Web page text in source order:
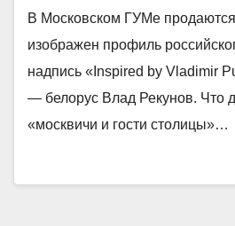
В Московском ГУМе продаются
изображен профиль
надпись «Inspired by Vladimir
— белорус Влад Рекунов. Что
«москвичи и гости столицы»…